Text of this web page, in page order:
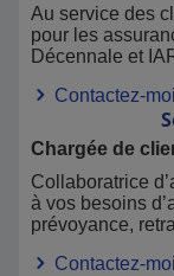
Au service des
pour les
Décennale et
Contactez-moi
Chargée de
Collaboratrice
à vos besoins
prévoyance,
Contactez-moi